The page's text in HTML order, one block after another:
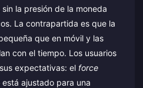
la presión de la moneda
La contrapartida es que la
que en móvil y las
con el tiempo. Los usuarios
expectativas: el force
ajustado para una